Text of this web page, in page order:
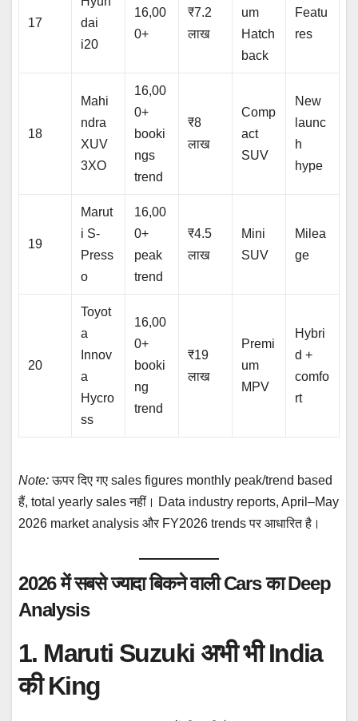
17
dai
i20
16,00
0+
₹7.2
लाख
um
Hatch
back
Featu
res
18
Mahi
ndra
XUV
3XO
16,00
0+
booki
ngs
trend
₹8
लाख
Comp
act
SUV
New
launc
h
hype
19
Marut
i S-
Press
o
16,00
0+
peak
trend
₹4.5
लाख
Mini
SUV
Milea
ge
20
Toyot
a
Innov
a
Hycro
ss
16,00
0+
booki
ng
trend
₹19
लाख
Premi
um
MPV
Hybri
d +
comfo
rt
Note:ऊपर दिए गए sales figures monthly peak/trend based
हैं, total yearly sales नहीं। Data industry reports, April–May
2026 market analysis और FY2026 trends पर आधारित है।
2026 में सबसे ज्यादा बिकने वाली Cars का Deep
Analysis
1. Maruti Suzuki अभी भी India
की King